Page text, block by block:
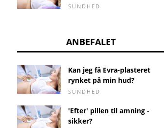
SUNDHED
ANBEFALET
Kan jeg få Evra-plasteret
rynket på min hud?
SUNDHED
'Efter' pillen til amning -
sikker?